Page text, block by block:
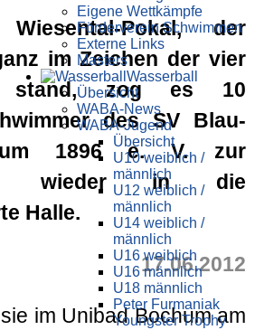
Eigene Wettkämpfe
Förderverein Schwimmen
Externe Links
Masters
Wasser­ball
Übersicht
WABA-News
WABA-Jugend
Übersicht
U10 weiblich /
männlich
U12 weiblich /
männlich
U14 weiblich /
männlich
U16 weiblich
U16 männlich
U18 männlich
Peter Furmaniak
Youngster Trophy
Pokal, der
im Zeichen der vier
stand, zog es 10
des SV Blau-
1896 e. V. zur
wieder in die
Halle.
17.06.2012
im Unibad Bochum am